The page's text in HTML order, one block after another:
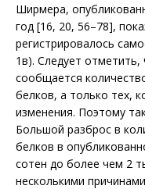
Ширмера,
год [16, 20, 56–78],
регистрировалось
1в). Следует
сообщается
белков, а только тех,
изменения. Поэтому
Большой разброс в
белков в
сотен до более чем 2
несколькими